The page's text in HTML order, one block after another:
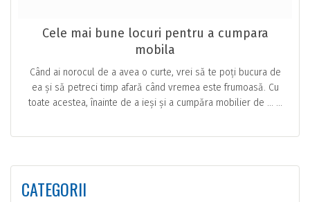
Cele mai bune locuri pentru a cumpara
mobila
Când ai norocul de a avea o curte, vrei să te poți bucura de
ea și să petreci timp afară când vremea este frumoasă. Cu
toate acestea, înainte de a ieși și a cumpăra mobilier de … ...
CATEGORII